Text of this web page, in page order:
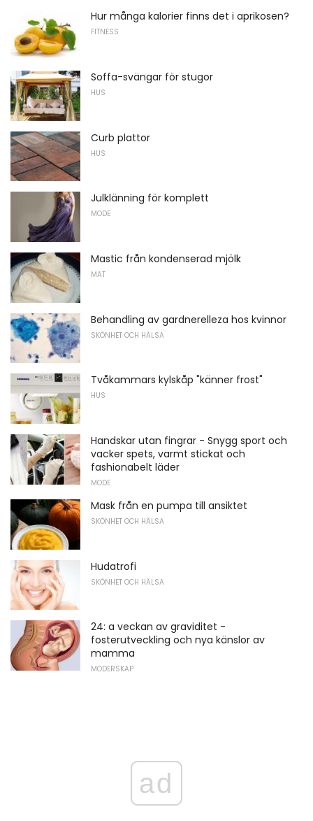
Hur många kalorier finns det i aprikosen?
FITNESS
Soffa-svängar för stugor
HUS
Curb plattor
HUS
Julklänning för komplett
MODE
Mastic från kondenserad mjölk
MAT
Behandling av gardnerelleza hos kvinnor
SKÖNHET OCH HÄLSA
Tvåkammars kylskåp "känner frost"
HUS
Handskar utan fingrar - Snygg sport och
vacker spets, varmt stickat och
fashionabelt läder
MODE
Mask från en pumpa till ansiktet
SKÖNHET OCH HÄLSA
Hudatrofi
SKÖNHET OCH HÄLSA
24: a veckan av graviditet -
fosterutveckling och nya känslor av
mamma
MODERSKAP
ad